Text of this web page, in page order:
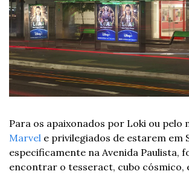
Marvel e privilegiados de estarem em
especificamente na Avenida Paulista,
encontrar o tesseract, cubo cósmico,